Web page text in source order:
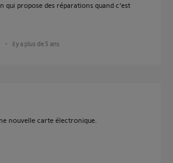
qui propose des réparations quand c'est
il y a plus de 5 ans
nouvelle carte électronique.